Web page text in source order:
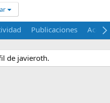
Publicaciones Acerca
de javieroth.